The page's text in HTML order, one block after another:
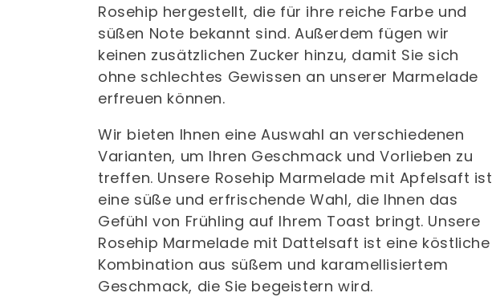
г
о
р
и
я
:
Rosehip hergestellt, die für ihre reiche Farbe und
süßen Note bekannt sind. Außerdem fügen wir
keinen zusätzlichen Zucker hinzu, damit Sie sich
ohne schlechtes Gewissen an unserer Marmelade
erfreuen können.
Wir bieten Ihnen eine Auswahl an verschiedenen
Varianten, um Ihren Geschmack und Vorlieben zu
treffen. Unsere Rosehip Marmelade mit Apfelsaft ist
eine süße und erfrischende Wahl, die Ihnen das
Gefühl von Frühling auf Ihrem Toast bringt. Unsere
Rosehip Marmelade mit Dattelsaft ist eine köstliche
Kombination aus süßem und karamellisiertem
Geschmack, die Sie begeistern wird.